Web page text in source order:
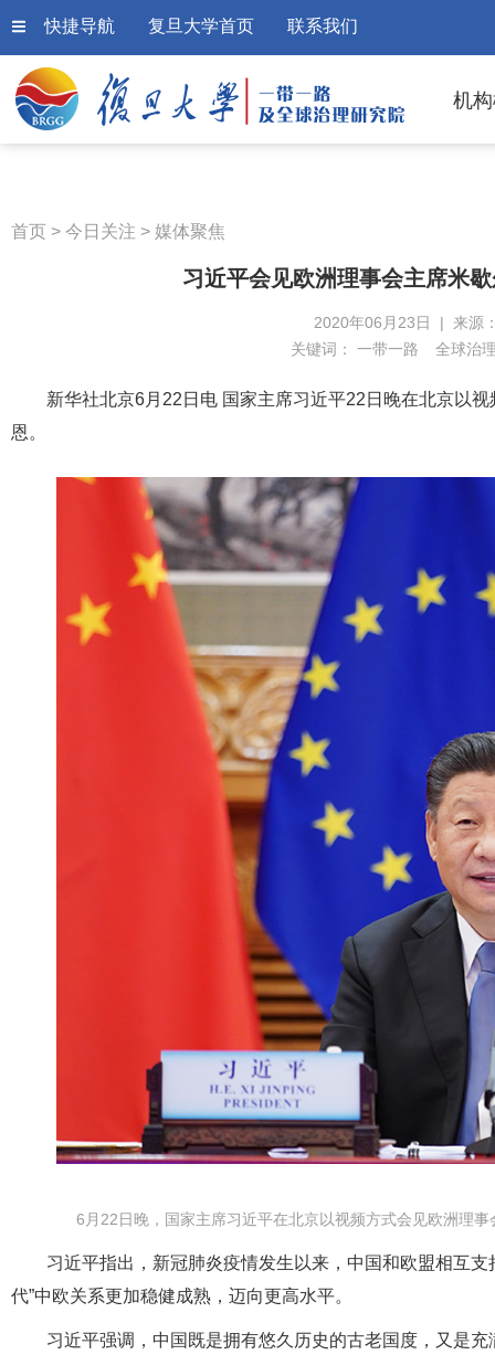
快捷导航 复旦大学首页 联系我们
机
首页 > 今日关注 > 媒体聚焦
习近平会见欧洲理事会主席米
2020年06月23日 | 来源
关键词： 一带一路 全球治
新华社北京6月22日电 国家主席习近平22日晚在北京以
恩。
6月22日晚，国家主席习近平在北京以视频方式会见欧洲理
习近平指出，新冠肺炎疫情发生以来，中国和欧盟相互
代”中欧关系更加稳健成熟，迈向更高水平。
习近平强调，中国既是拥有悠久历史的古老国度，又是